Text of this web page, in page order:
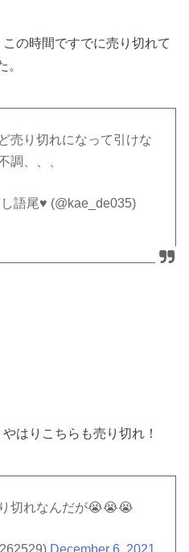
の時間ですでに売り切れて
。
売り切れになって引けな
、、、
語尾♥️ (@kae_de035)
はりこちらも売り切れ！
切れなんだが😭😭😭